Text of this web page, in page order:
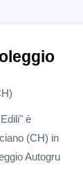
è
(CH) in
Autogru